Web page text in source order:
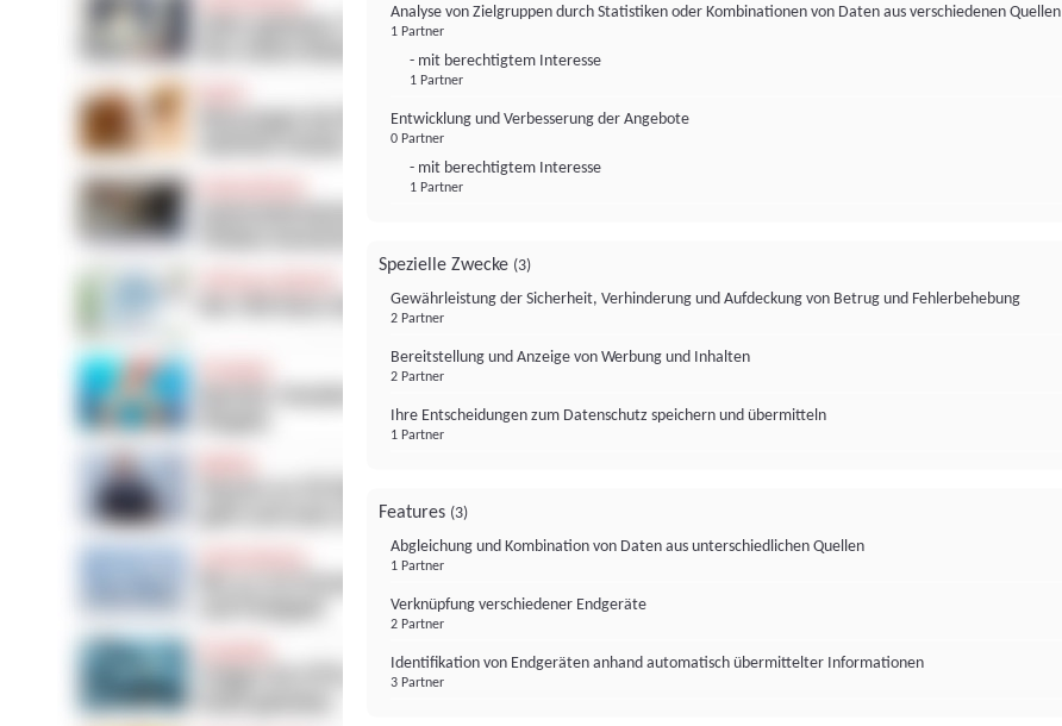
Analyse von Zielgruppen durch Statistiken oder Kombinationen von Daten aus verschiedenen Quellen
1 Partner
- mit berechtigtem Interesse
1 Partner
Entwicklung und Verbesserung der Angebote
0 Partner
- mit berechtigtem Interesse
1 Partner
Spezielle Zwecke (3)
Gewährleistung der Sicherheit, Verhinderung und Aufdeckung von Betrug und Fehlerbehebung
2 Partner
Bereitstellung und Anzeige von Werbung und Inhalten
2 Partner
Ihre Entscheidungen zum Datenschutz speichern und übermitteln
1 Partner
Features (3)
Abgleichung und Kombination von Daten aus unterschiedlichen Quellen
1 Partner
Verknüpfung verschiedener Endgeräte
2 Partner
Identifikation von Endgeräten anhand automatisch übermittelter Informationen
3 Partner